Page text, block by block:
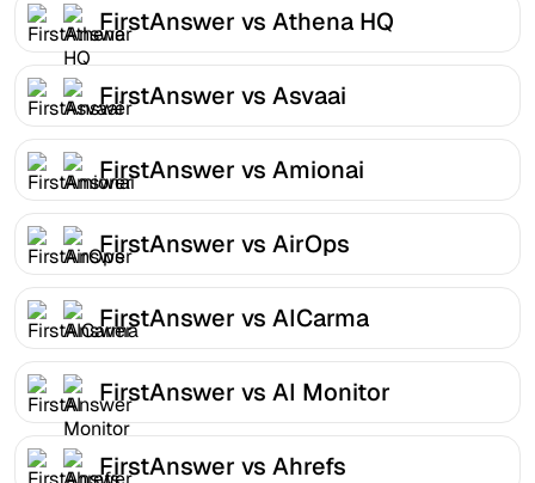
FirstAnswer vs Athena HQ
FirstAnswer vs Asvaai
FirstAnswer vs Amionai
FirstAnswer vs AirOps
FirstAnswer vs AICarma
FirstAnswer vs AI Monitor
FirstAnswer vs Ahrefs